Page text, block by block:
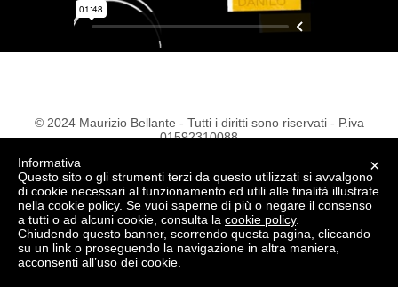
© 2024 Maurizio Bellante - Tutti i diritti sono riservati - P.iva
01592310088
×
Informativa
Questo sito o gli strumenti terzi da questo utilizzati si avvalgono
di cookie necessari al funzionamento ed utili alle finalità illustrate
nella cookie policy. Se vuoi saperne di più o negare il consenso
a tutti o ad alcuni cookie, consulta la cookie policy.
Chiudendo questo banner, scorrendo questa pagina, cliccando
su un link o proseguendo la navigazione in altra maniera,
acconsenti all’uso dei cookie.